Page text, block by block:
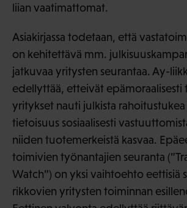
liian vaatimattomat.
Asiakirjassa todetaan, että
on kehitettävä mm.
jatkuvaa yritysten seurantaa. Ay-
edellyttää, etteivät epämoraalisesti
yritykset nauti julkista
tietoisuus sosiaalisesti
niiden tuotemerkeistä kasvaa.
toimivien työnantajien seuranta
Watch”) on yksi vaihtoehto eettisiä
rikkovien yritysten toiminnan